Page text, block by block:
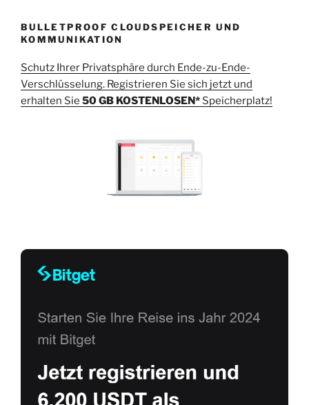
BULLETPROOF CLOUDSPEICHER UND
KOMMUNIKATION
Schutz Ihrer Privatsphäre durch Ende-zu-Ende-
Verschlüsselung. Registrieren Sie sich jetzt und
erhalten Sie 50 GB KOSTENLOSEN* Speicherplatz!